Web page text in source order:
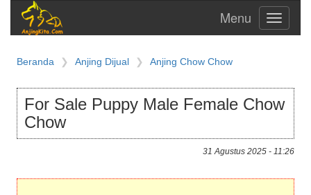
Toggle
Beranda Anjing Dijual Anjing Chow Chow
For Sale Puppy Male Female Chow
Chow
31 Agustus 2025 - 11:26